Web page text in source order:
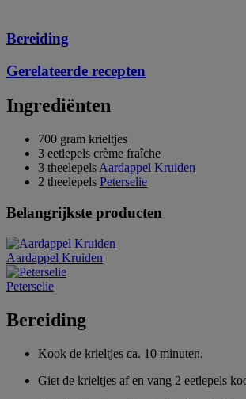
Bereiding
Gerelateerde recepten
Ingrediënten
700 gram krieltjes
3 eetlepels crème fraîche
3 theelepels Aardappel Kruiden
2 theelepels Peterselie
Belangrijkste producten
Aardappel Kruiden
Peterselie
Bereiding
Kook de krieltjes ca. 10 minuten.
Giet de krieltjes af en vang 2 eetlepels